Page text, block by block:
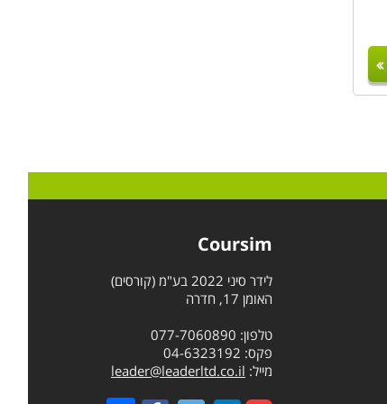
Coursim
לידר סיני 2022 בע"מ (קורסים)
האומן 17, חדרה
טלפון: 077-7060890
פקס: 04-6323192
מייל: leader@leaderltd.co.il